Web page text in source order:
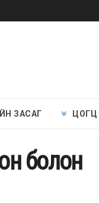
ЗАСАГ ЦОГЦ
болон